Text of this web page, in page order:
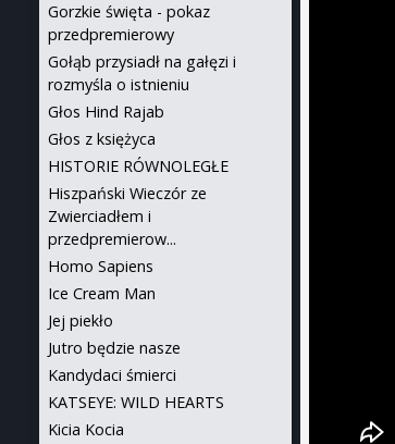
Gorzkie święta - pokaz
przedpremierowy
Gołąb przysiadł na gałęzi i
rozmyśla o istnieniu
Głos Hind Rajab
Głos z księżyca
HISTORIE RÓWNOLEGŁE
Hiszpański Wieczór ze
Zwierciadłem i
przedpremierow...
Homo Sapiens
Ice Cream Man
Jej piekło
Jutro będzie nasze
Kandydaci śmierci
KATSEYE: WILD HEARTS
Kicia Kocia